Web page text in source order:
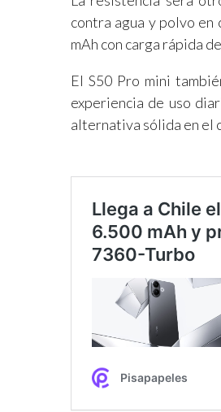
contra agua y polvo en
mAh con carga rápida
El S50 Pro mini
experiencia de uso
alternativa sólida en el